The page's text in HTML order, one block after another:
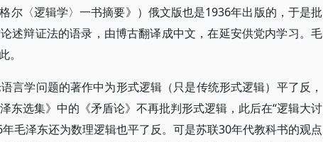
尔〈逻辑学〉一书摘要》）俄文版也是1936年出版的，于是批
述辩证法的语录，由博古翻译成中文，在延安供党内学习。毛
言学问题的著作中为形式逻辑（只是传统形式逻辑）平了反，
东选集》中的《矛盾论》不再批判形式逻辑，此后在“逻辑大讨
毛泽东还为数理逻辑也平了反。可是苏联30年代教科书的观点